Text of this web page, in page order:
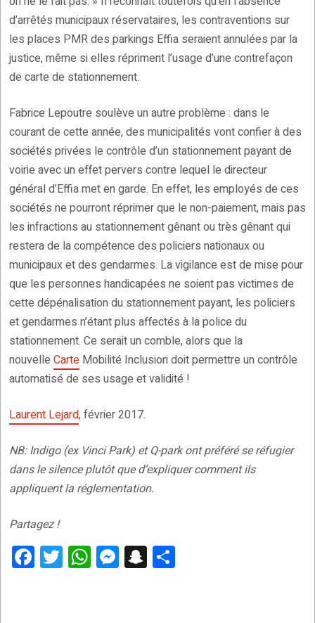
d’arrêtés municipaux réservataires, les contraventions sur
les places PMR des parkings Effia seraient annulées par la
justice, même si elles répriment l’usage d’une contrefaçon
de carte de stationnement.
Fabrice Lepoutre soulève un autre problème : dans le
courant de cette année, des municipalités vont confier à des
sociétés privées le contrôle d’un stationnement payant de
voirie avec un effet pervers contre lequel le directeur
général d’Effia met en garde. En effet, les employés de ces
sociétés ne pourront réprimer que le non-paiement, mais pas
les infractions au stationnement gênant ou très gênant qui
restera de la compétence des policiers nationaux ou
municipaux et des gendarmes. La vigilance est de mise pour
que les personnes handicapées ne soient pas victimes de
cette dépénalisation du stationnement payant, les policiers
et gendarmes n’étant plus affectés à la police du
stationnement. Ce serait un comble, alors que la
nouvelle Carte Mobilité Inclusion doit permettre un contrôle
automatisé de ses usage et validité !
Laurent Lejard, février 2017.
NB: Indigo (ex Vinci Park) et Q-park ont préféré se réfugier
dans le silence plutôt que d’expliquer comment ils
appliquent la réglementation.
Partagez !
F
a
T
wi
W
h
M
es
S
n